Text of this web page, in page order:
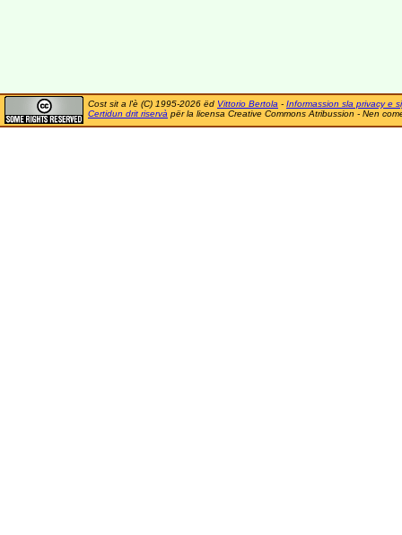
Cost sit a l'è (C) 1995-2026 ëd Vittorio Bertola - Informassion sla privacy e
Certidun drit riservà për la licensa Creative Commons Atribussion - Nen